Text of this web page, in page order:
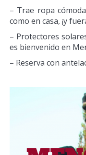
– Trae ropa
como en casa, ¡y
– Protectores
es bienvenido en
– Reserva con